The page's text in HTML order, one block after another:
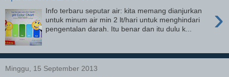
›
Info terbaru seputar air: kita memang dianjurkan
untuk minum air min 2 lt/hari untuk menghindari
pengentalan darah. Itu benar dan itu dulu k...
Minggu, 15 September 2013